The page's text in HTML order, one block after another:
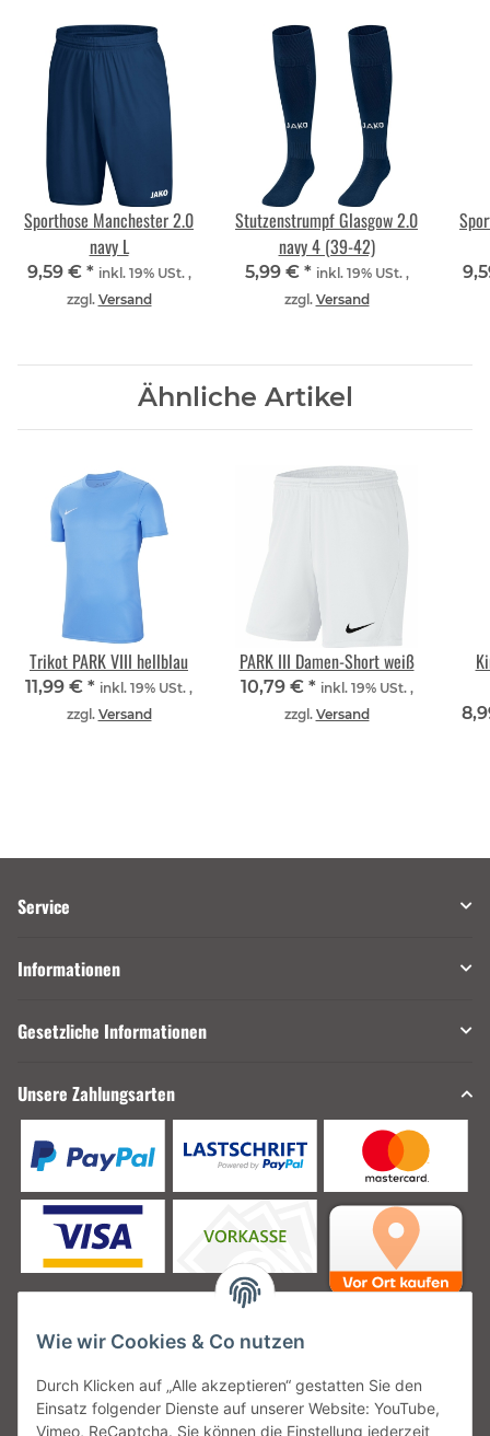
Sporthose Manchester 2.0
navy L
9,59 € * inkl. 19% USt. ,
zzgl. Versand
Stutzenstrumpf Glasgow 2.0
navy 4 (39-42)
5,99 € * inkl. 19% USt. ,
zzgl. Versand
Ähnliche Artikel
Trikot PARK VIII hellblau
11,99 € * inkl. 19% USt. ,
zzgl. Versand
PARK III Damen-Short weiß
10,79 € * inkl. 19% USt. ,
zzgl. Versand
Service
Informationen
Gesetzliche Informationen
Unsere Zahlungsarten
Unsere Versanddienstleister
Wie wir Cookies & Co nutzen
Durch Klicken auf „Alle akzeptieren“ gestatten Sie den
Einsatz folgender Dienste auf unserer Website: YouTube,
Vimeo, ReCaptcha. Sie können die Einstellung jederzeit